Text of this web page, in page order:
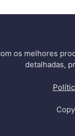
os melhores
detalhadas,